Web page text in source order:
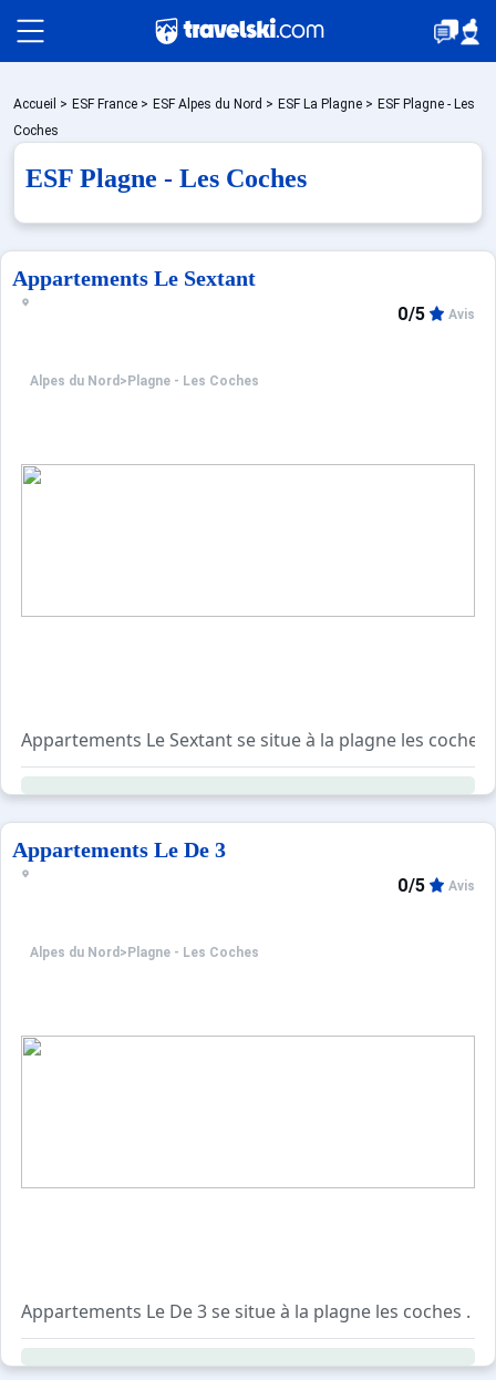
Packages
Stations
Accueil > ESF France > ESF Alpes du Nord > ESF La Plagne > ESF Plagne - Les
Coches
ESF Plagne - Les Coches
Appartements Le Sextant
Alpes du Nord > Plagne - Les Coches
0/5 Avis
Appartements Le Sextant se situe à la plagne les coches
Agréable et confortable, cet appartement eco se
Pour votre confort, vous trouverez sur place : un
Appartements Le De 3
Alpes du Nord > Plagne - Les Coches
0/5 Avis
Appartements Le De 3 se situe à la plagne les coches .
Agréable et confortable, cet appartement charme se
Pour votre confort, vous trouverez sur place : un